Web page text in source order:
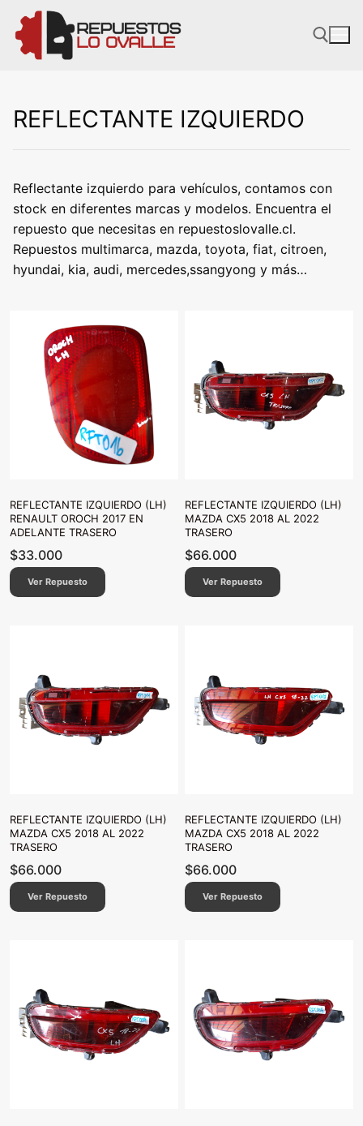
contenido
REFLECTANTE IZQUIERDO
Reflectante izquierdo para vehículos, contamos con
stock en diferentes marcas y modelos. Encuentra el
repuesto que necesitas en repuestoslovalle.cl.
Repuestos multimarca, mazda, toyota, fiat, citroen,
hyundai, kia, audi, mercedes,ssangyong y más…
REFLECTANTE IZQUIERDO (LH)
RENAULT OROCH 2017 EN
ADELANTE TRASERO
$33.000
Ver Repuesto
REFLECTANTE IZQUIERDO (LH)
MAZDA CX5 2018 AL 2022
TRASERO
$66.000
Ver Repuesto
REFLECTANTE IZQUIERDO (LH)
MAZDA CX5 2018 AL 2022
TRASERO
$66.000
Ver Repuesto
REFLECTANTE IZQUIERDO (LH)
MAZDA CX5 2018 AL 2022
TRASERO
$66.000
Ver Repuesto